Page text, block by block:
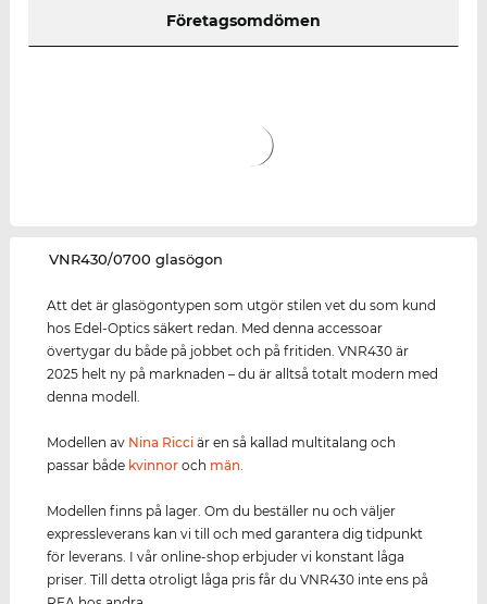
Företagsomdömen
‌VNR430/0700 glasögon
Att det är glasögontypen som utgör stilen vet du som kund
hos Edel-Optics säkert redan. Med denna accessoar
övertygar du både på jobbet och på fritiden. VNR430 är
2025 helt ny på marknaden – du är alltså totalt modern med
denna modell.
Modellen av Nina Ricci är en så kallad multitalang och
passar både kvinnor och män.
Modellen finns på lager. Om du beställer nu och väljer
expressleverans kan vi till och med garantera dig tidpunkt
för leverans. I vår online-shop erbjuder vi konstant låga
priser. Till detta otroligt låga pris får du VNR430 inte ens på